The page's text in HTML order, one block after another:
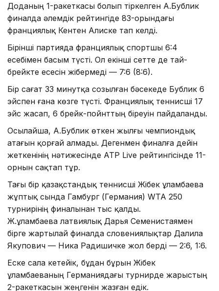
Доданың 1-ракеткасы болып тіркелген А.Бублик
финалда әлемдік рейтингіде 83-орындағы
франциялық Кентен Алиске тап келді.
Бірінші партияда франциялық спортшы 6:4
есебімен басым түсті. Ол екінші сетте де тай-
брейкте есесін жібермеді — 7:6 (8:6).
Бір сағат 33 минутқа созылған бәсекеде Бублик 6
эйспен ғана көзге түсті. Франциялық теннисші 17
эйс жасап, 6 брейк-пойнттың біреуін пайдаланды.
Осылайша, А.Бублик өткен жылғы чемпиондық
атағын қорғай алмады. Дегенмен финалға дейін
жеткенінің нәтижесінде ATP Live рейтингісінде 11-
орнын сақтап тұр.
Тағы бір қазақстандық теннисші Жібек Құламбаева
жұптық сында Гамбург (Германия) WTA 250
турнирінің финалынан тыс қалды.
Ж.Құламбаева латвиялық Дарья Семенистаямен
бірге жартылай финалда словениялықтар Далила
Якупович — Ника Радишичке жол берді — 2:6, 1:6.
Еске сала кетейік, бұдан бұрын Жібек
Құламбаеваның Германиядағы турнирде жарыстың
2-ракеткасын жеңгенін жазған едік.